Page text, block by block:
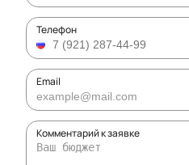
Телефон
Email
Комментарий к заявке